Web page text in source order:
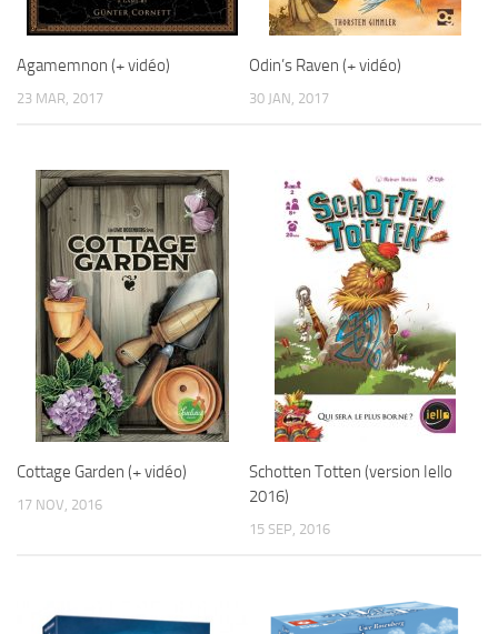
Agamemnon (+ vidéo)
23 MAR, 2017
Odin’s Raven (+ vidéo)
30 JAN, 2017
Cottage Garden (+ vidéo)
17 NOV, 2016
Schotten Totten (version Iello
2016)
15 SEP, 2016